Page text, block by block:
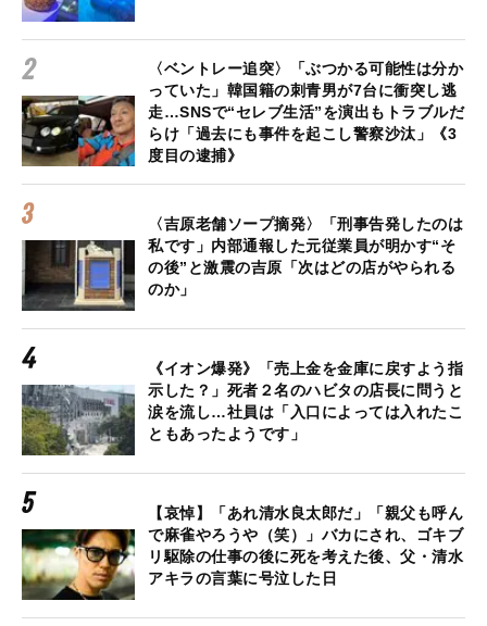
〈ベントレー追突〉「ぶつかる可能性は分か
っていた」韓国籍の刺青男が7台に衝突し逃
走…SNSで“セレブ生活”を演出もトラブルだ
らけ「過去にも事件を起こし警察沙汰」《3
度目の逮捕》
〈吉原老舗ソープ摘発〉「刑事告発したのは
私です」内部通報した元従業員が明かす“そ
の後”と激震の吉原「次はどの店がやられる
のか」
《イオン爆発》「売上金を金庫に戻すよう指
示した？」死者２名のハビタの店長に問うと
涙を流し…社員は「入口によっては入れたこ
ともあったようです」
【哀悼】「あれ清水良太郎だ」「親父も呼ん
で麻雀やろうや（笑）」バカにされ、ゴキブ
リ駆除の仕事の後に死を考えた後、父・清水
アキラの言葉に号泣した日